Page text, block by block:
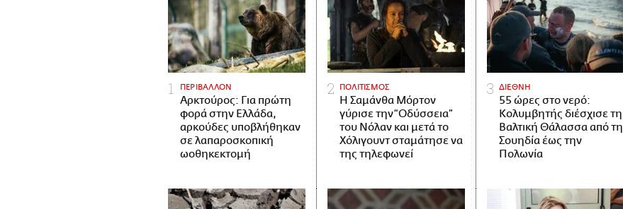
ΠΕΡΙΒΑΛΛΟΝ
Αρκτούρος: Για πρώτη
φορά στην Ελλάδα,
αρκούδες υποβλήθηκαν
σε λαπαροσκοπική
ωοθηκεκτομή
ΠΟΛΙΤΙΣΜΟΣ
Η Σαμάνθα Μόρτον
γύρισε την “Οδύσσεια”
του Νόλαν και μετά το
Χόλιγουντ σταμάτησε να
της τηλεφωνεί
ΔΙΕΘΝΗ
55 ώρες στο νερό:
Κολυμβητής διέσχισε τη
Βαλτική Θάλασσα από τη
Σουηδία έως την
Πολωνία